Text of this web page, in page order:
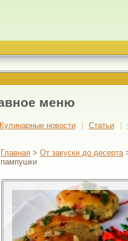
меню
Кулинарные новости Cтатьи
Главная > От закуски до десерта
пампушки